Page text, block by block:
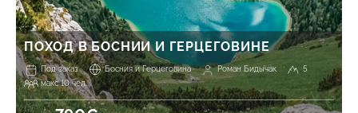
ПОХОД В БОСНИИ И ГЕРЦЕГОВИНЕ
Под заказ Босния и Герцеговина Роман Бидычак
5
макс 10 чел.